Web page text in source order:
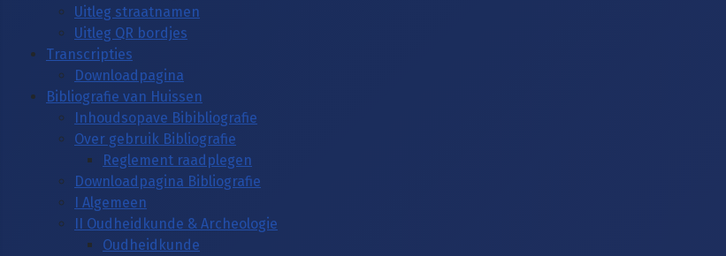
Uitleg straatnamen
Uitleg QR bordjes
Transcripties
Downloadpagina
Bibliografie van Huissen
Inhoudsopave Bibibliografie
Over gebruik Bibliografie
Reglement raadplegen
Downloadpagina Bibliografie
I Algemeen
II Oudheidkunde & Archeologie
Oudheidkunde